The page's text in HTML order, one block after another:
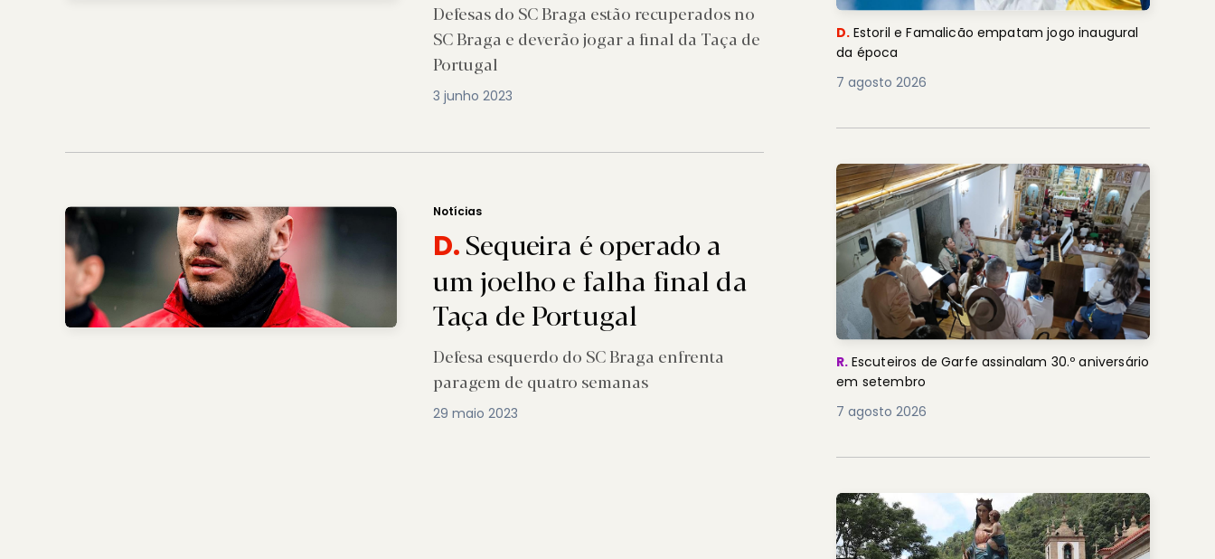
Defesas do SC Braga estão recuperados no
SC Braga e deverão jogar a final da Taça de
Portugal
3 junho 2023
Notícias
D.Sequeira é operado a
um joelho e falha final da
Taça de Portugal
Defesa esquerdo do SC Braga enfrenta
paragem de quatro semanas
29 maio 2023
D. Estoril e Famalicão empatam jogo inaugural
da época
7 agosto 2026
R. Escuteiros de Garfe assinalam 30.º aniversário
em setembro
7 agosto 2026